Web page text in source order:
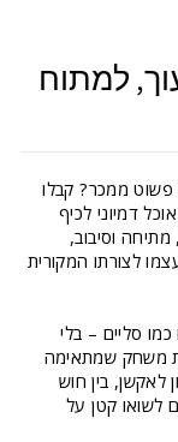
למתוח
ממכר? קבלו
דמיוני לכיף
וסיבוב,
לצורתו המקורית
כמו סליים – בלי
משחק שמתאימה
לאקשן, בין חוש
לשואו קטן על